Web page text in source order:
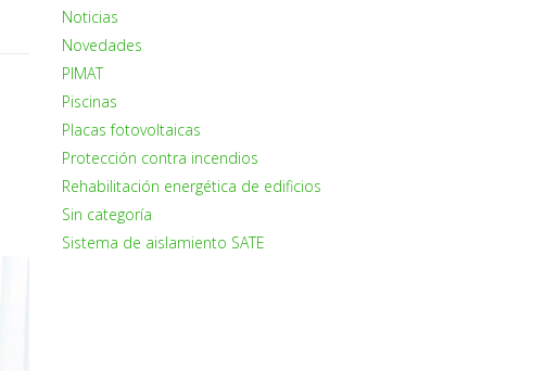
Noticias
Novedades
PIMAT
Piscinas
Placas fotovoltaicas
Protección contra incendios
Rehabilitación energética de edificios
Sin categoría
Sistema de aislamiento SATE